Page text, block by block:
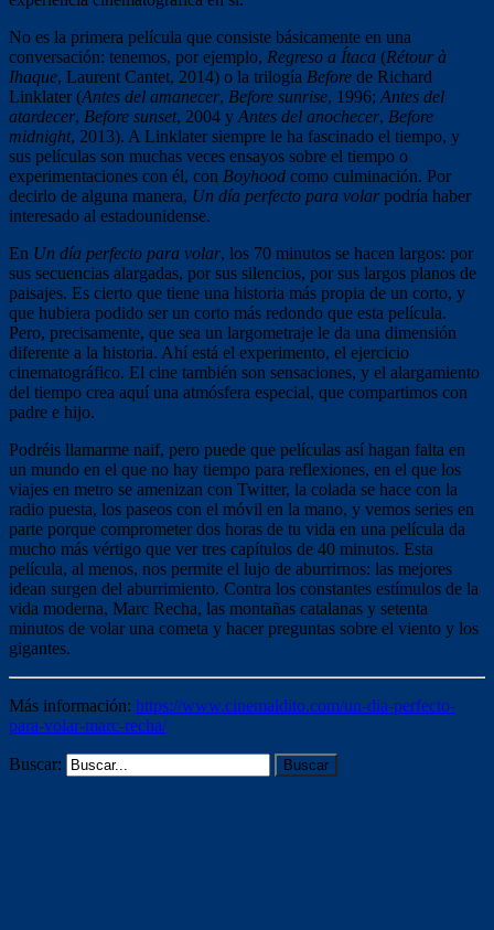
No es la primera película que consiste básicamente en una
conversación: tenemos, por ejemplo, Regreso a Ítaca (Rétour à
Ihaque, Laurent Cantet, 2014) o la trilogía Before de Richard
Linklater (Antes del amanecer, Before sunrise, 1996; Antes del
atardecer, Before sunset, 2004 y Antes del anochecer, Before
midnight, 2013). A Linklater siempre le ha fascinado el tiempo, y
sus películas son muchas veces ensayos sobre el tiempo o
experimentaciones con él, con Boyhood como culminación. Por
decirlo de alguna manera, Un día perfecto para volar podría haber
interesado al estadounidense.
En Un día perfecto para volar, los 70 minutos se hacen largos: por
sus secuencias alargadas, por sus silencios, por sus largos planos de
paisajes. Es cierto que tiene una historia más propia de un corto, y
que hubiera podido ser un corto más redondo que esta película.
Pero, precisamente, que sea un largometraje le da una dimensión
diferente a la historia. Ahí está el experimento, el ejercicio
cinematográfico. El cine también son sensaciones, y el alargamiento
del tiempo crea aquí una atmósfera especial, que compartimos con
padre e hijo.
Podréis llamarme naif, pero puede que películas así hagan falta en
un mundo en el que no hay tiempo para reflexiones, en el que los
viajes en metro se amenizan con Twitter, la colada se hace con la
radio puesta, los paseos con el móvil en la mano, y vemos series en
parte porque comprometer dos horas de tu vida en una película da
mucho más vértigo que ver tres capítulos de 40 minutos. Esta
película, al menos, nos permite el lujo de aburrirnos: las mejores
idean surgen del aburrimiento. Contra los constantes estímulos de la
vida moderna, Marc Recha, las montañas catalanas y setenta
minutos de volar una cometa y hacer preguntas sobre el viento y los
gigantes.
Más información: https://www.cinemaldito.com/un-dia-perfecto-
para-volar-marc-recha/
Buscar: